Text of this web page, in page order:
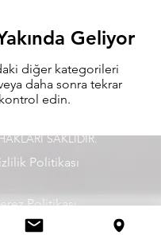
Geliyor
diğer kategorileri
daha sonra tekrar
kontrol edin.
SAKLIDIR.
Politikası
Politikası